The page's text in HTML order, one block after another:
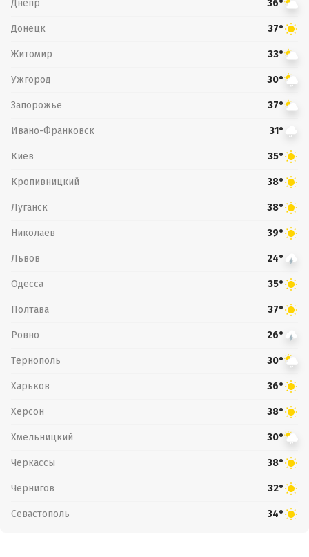
Днепр 36°
Донецк 37°
Житомир 33°
Ужгород 30°
Запорожье 37°
Ивано-Франковск 31°
Киев 35°
Кропивницкий 38°
Луганск 38°
Николаев 39°
Львов 24°
Одесса 35°
Полтава 37°
Ровно 26°
Тернополь 30°
Харьков 36°
Херсон 38°
Хмельницкий 30°
Черкассы 38°
Чернигов 32°
Севастополь 34°